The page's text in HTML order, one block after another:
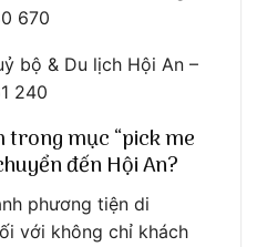
670
bộ & Du lịch Hội An –
240
trong mục “pick me
đến Hội An?
phương tiện di
với không chỉ khách